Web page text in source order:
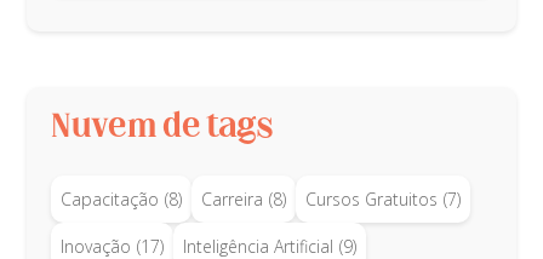
Nuvem de tags
Capacitação (8) Carreira (8) Cursos Gratuitos (7)
Inovação (17) Inteligência Artificial (9)